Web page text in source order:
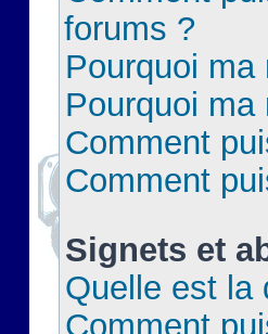
forums ?
Pourquoi
Pourquoi
Comment
Comment
Signets et
Quelle est la
Comment